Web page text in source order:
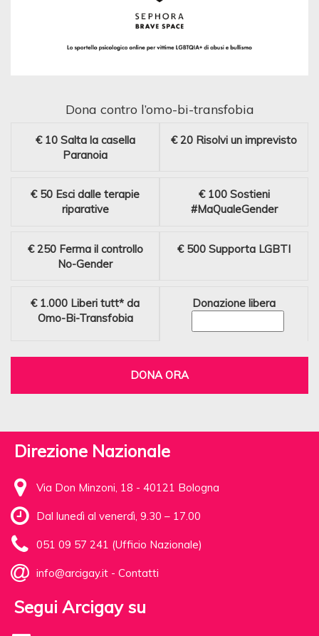
Dona contro l’omo-bi-transfobia
€ 10 Salta la casella
Paranoia
€ 20 Risolvi un imprevisto
€ 50 Esci dalle terapie
riparative
€ 100 Sostieni
#MaQualeGender
€ 250 Ferma il controllo
No-Gender
€ 500 Supporta LGBTI
€ 1.000 Liberi tutt* da
Omo-Bi-Transfobia
Donazione libera
DONA ORA
Direzione Nazionale
Via Don Minzoni, 18 - 40121 Bologna
Dal lunedì al venerdì, 9.30 – 17.00
051 09 57 241 (Ufficio Nazionale)
info@arcigay.it - Contatti
Segui Arcigay su